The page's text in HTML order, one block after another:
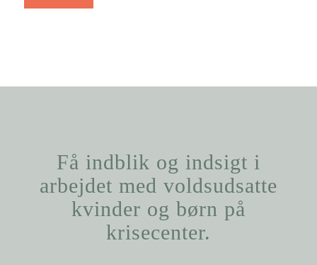
Få indblik og indsigt i
arbejdet med voldsudsatte
kvinder og børn på
krisecenter.